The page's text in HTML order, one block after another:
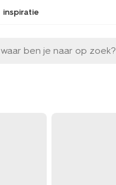
inspiratie
waar ben je naar op zoek?